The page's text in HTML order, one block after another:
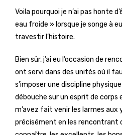
Voila pourquoi je n’ai pas honte
eau froide » lorsque je songe à
travestir l’histoire.
Bien sûr, j’ai eu l’occasion de
ont servi dans des unités où il
s’imposer une discipline
débouche sur un esprit de corps
m’avez fait venir les larmes aux
précisément en les rencontrant